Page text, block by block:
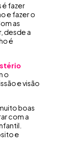
é fazer
e fazer o
as
desde a
é
o
e visão
boas
com a
e